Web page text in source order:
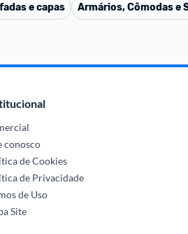
e capas Armários, Cômodas e
conosco
de Cookies
de Privacidade
de Uso
Site